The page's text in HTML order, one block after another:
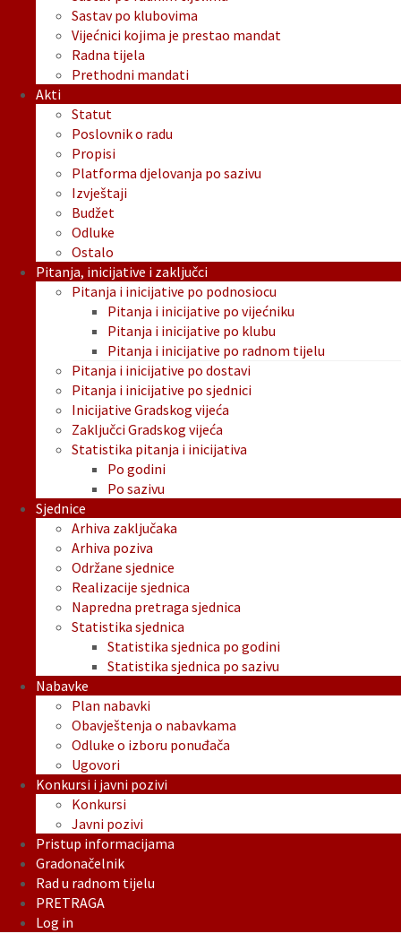
Sastav po klubovima
Vijećnici kojima je prestao mandat
Radna tijela
Prethodni mandati
Akti
Statut
Poslovnik o radu
Propisi
Platforma djelovanja po sazivu
Izvještaji
Budžet
Odluke
Ostalo
Pitanja, inicijative i zaključci
Pitanja i inicijative po podnosiocu
Pitanja i inicijative po vijećniku
Pitanja i inicijative po klubu
Pitanja i inicijative po radnom tijelu
Pitanja i inicijative po dostavi
Pitanja i inicijative po sjednici
Inicijative Gradskog vijeća
Zaključci Gradskog vijeća
Statistika pitanja i inicijativa
Po godini
Po sazivu
Sjednice
Arhiva zaključaka
Arhiva poziva
Održane sjednice
Realizacije sjednica
Napredna pretraga sjednica
Statistika sjednica
Statistika sjednica po godini
Statistika sjednica po sazivu
Nabavke
Plan nabavki
Obavještenja o nabavkama
Odluke o izboru ponuđača
Ugovori
Konkursi i javni pozivi
Konkursi
Javni pozivi
Pristup informacijama
Gradonačelnik
Rad u radnom tijelu
PRETRAGA
Log in